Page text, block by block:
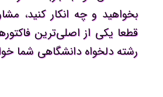
بخواهید و چه انکار کنید،
قطعا یکی از اصلی‌ترین
رشته دلخواه دانشگاهی شما